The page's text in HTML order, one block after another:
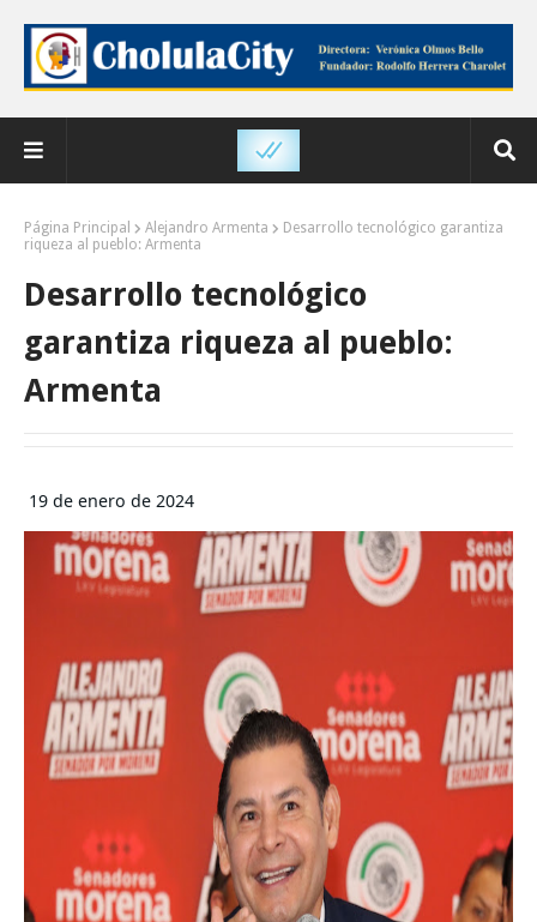
Página Principal Alejandro Armenta
Desarrollo tecnológico garantiza
riqueza al pueblo: Armenta
Desarrollo tecnológico
garantiza riqueza al pueblo:
Armenta
19 de enero de 2024